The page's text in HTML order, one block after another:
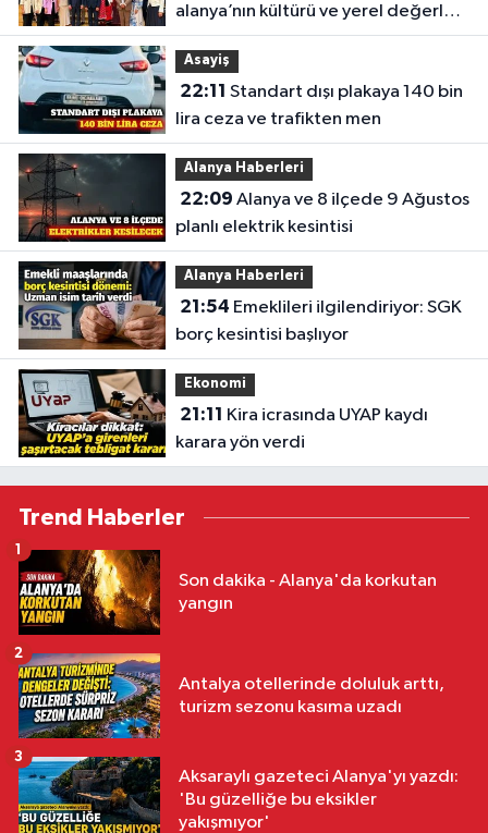
alanya’nın kültürü ve yerel değerleri
tanıtıldı
Asayiş
22:11
lira ceza ve trafikten men
Alanya Haberleri
22:09
planlı elektrik kesintisi
Alanya Haberleri
21:54
borç kesintisi başlıyor
Ekonomi
21:11
karara yön verdi
Trend Haberler
Son dakika - Alanya'da korkutan
yangın
1
Antalya otellerinde doluluk arttı,
turizm sezonu kasıma uzadı
2
Aksaraylı gazeteci Alanya'yı yazdı:
'Bu güzelliğe bu eksikler
yakışmıyor'
3